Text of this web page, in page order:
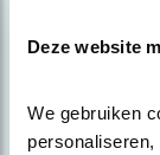
Deze website
We gebruiken